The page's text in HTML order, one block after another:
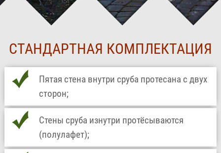
СТАНДАРТНАЯ КОМПЛЕКТАЦИЯ
Пятая стена внутри сруба протесана с двух
сторон;
Стены сруба изнутри протёсываются
(полулафет);